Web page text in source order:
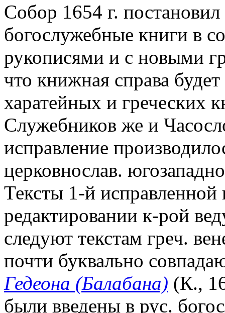
Собор 1654 г.
богослужебные книги в
рукописями и с новыми
что книжная справа
харатейных и греческих
Служебников же и
исправление
церковнослав.
Тексты 1-й
редактировании к-рой
следуют текстам греч.
почти буквально
Гедеона (Балабана) (К.,
были введены в рус.